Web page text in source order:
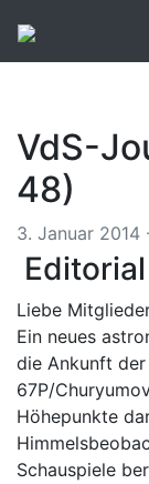
VdS-
48)
3. Januar 2014
Editorial
Liebe
Ein neues
die Ankunft der
67P/
Höhepunkte
Schauspiele